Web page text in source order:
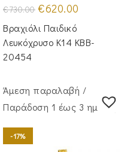
€730.00 Original
price
was:
€730.00.
€620.00
€620.00.
Βραχιόλι Παιδικό
Λευκόχρυσο Κ14 KBB-
20454
Άμεση παραλαβή /
Παράδoση 1 έως 3 ημέρες
-17%